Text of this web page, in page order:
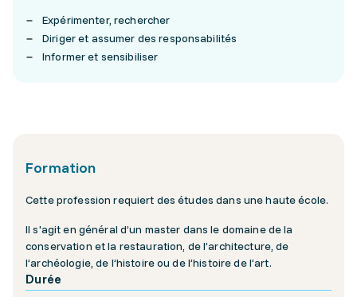
Expérimenter, rechercher
Diriger et assumer des responsabilités
Informer et sensibiliser
Formation
Cette profession requiert des études dans une haute école.
Il s'agit en général d’un master dans le domaine de la
conservation et la restauration, de l’architecture, de
l’archéologie, de l’histoire ou de l’histoire de l’art.
Durée